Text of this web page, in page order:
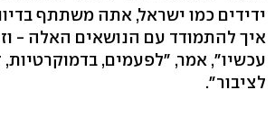
ידידים כמו ישראל, אתה משתתף
איך להתמודד עם הנושאים האלה -
עכשיו", אמר, "לפעמים, בדמוקרטיות,
לציבור".